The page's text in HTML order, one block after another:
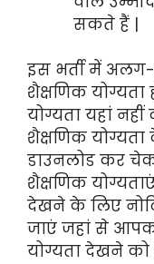
सकते हैं |
इस भर्ती में
शैक्षणिक
योग्यता यहां
शैक्षणिक
डाउनलोड कर
शैक्षणिक
देखने के लिए
जाएं जहां से
योग्यता देखने को